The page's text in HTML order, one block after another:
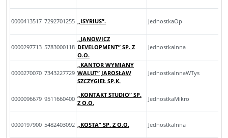
0000413517 7292701255 „ISYRIUS”. JednostkaOp
0000297713 5783000118
„JANOWICZ
DEVELOPMENT” SP. Z
O.O.
JednostkaInna
0000270070 7343227729
„KANTOR WYMIANY
WALUT” JAROSŁAW
SZCZYGIEŁ SP.K.
JednostkaInnaWTys
0000096679 9511660400
„KONTAKT STUDIO” SP.
Z O.O.
JednostkaMikro
0000197900 5482403092 „KOSTA” SP. Z O.O. JednostkaInna